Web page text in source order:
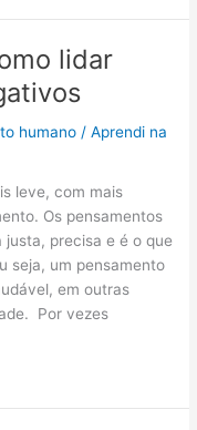
lidar
humano /Aprendi na
leve, com mais
Os pensamentos
precisa e é o que
seja, um pensamento
em outras
Por vezes